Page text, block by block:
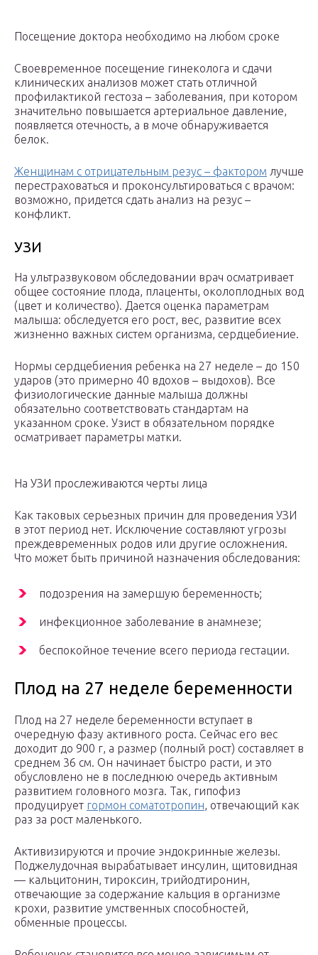
Посещение доктора необходимо на любом сроке
Своевременное посещение гинеколога и сдачи
клинических анализов может стать отличной
профилактикой гестоза – заболевания, при котором
значительно повышается артериальное давление,
появляется отечность, а в моче обнаруживается
белок.
Женщинам с отрицательным резус – фактором лучше
перестраховаться и проконсультироваться с врачом:
возможно, придется сдать анализ на резус –
конфликт.
УЗИ
На ультразвуковом обследовании врач осматривает
общее состояние плода, плаценты, околоплодных вод
(цвет и количество). Дается оценка параметрам
малыша: обследуется его рост, вес, развитие всех
жизненно важных систем организма, сердцебиение.
Нормы сердцебиения ребенка на 27 неделе – до 150
ударов (это примерно 40 вдохов – выдохов). Все
физиологические данные малыша должны
обязательно соответствовать стандартам на
указанном сроке. Узист в обязательном порядке
осматривает параметры матки.
На УЗИ прослеживаются черты лица
Как таковых серьезных причин для проведения УЗИ
в этот период нет. Исключение составляют угрозы
преждевременных родов или другие осложнения.
Что может быть причиной назначения обследования:
подозрения на замершую беременность;
инфекционное заболевание в анамнезе;
беспокойное течение всего периода гестации.
Плод на 27 неделе беременности
Плод на 27 неделе беременности вступает в
очередную фазу активного роста. Сейчас его вес
доходит до 900 г, а размер (полный рост) составляет в
среднем 36 см. Он начинает быстро расти, и это
обусловлено не в последнюю очередь активным
развитием головного мозга. Так, гипофиз
продуцирует гормон соматотропин, отвечающий как
раз за рост маленького.
Активизируются и прочие эндокринные железы.
Поджелудочная вырабатывает инсулин, щитовидная
— кальцитонин, тироксин, трийодтиронин,
отвечающие за содержание кальция в организме
крохи, развитие умственных способностей,
обменные процессы.